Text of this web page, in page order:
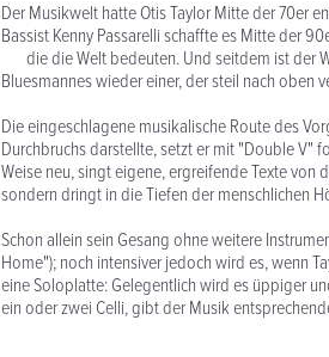
Der Musikwelt hatte Otis Taylor Mitte der 70er
Bassist Kenny Passarelli schaffte es Mitte der
die die Welt bedeuten. Und seitdem ist der
Bluesmannes wieder einer, der steil nach oben
Die eingeschlagene musikalische Route des
Durchbruchs darstellte, setzt er mit "Double V"
Weise neu, singt eigene, ergreifende Texte von
sondern dringt in die Tiefen der menschlichen
Schon allein sein Gesang ohne weitere
Home"); noch intensiver jedoch wird es, wenn
eine Soloplatte: Gelegentlich wird es üppiger
ein oder zwei Celli, gibt der Musik